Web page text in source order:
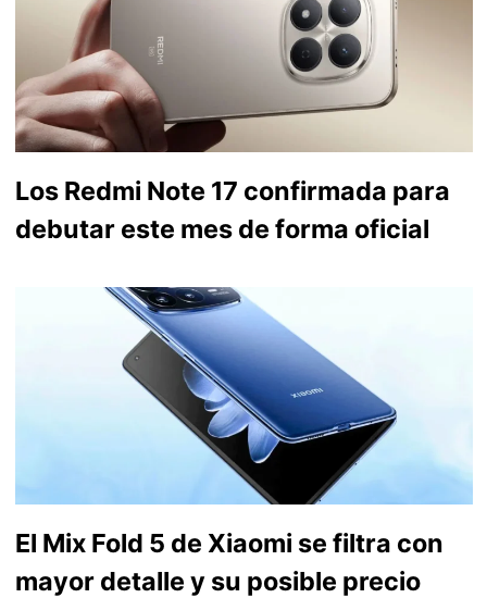
Los Redmi Note 17 confirmada para
debutar este mes de forma oficial
El Mix Fold 5 de Xiaomi se filtra con
mayor detalle y su posible precio